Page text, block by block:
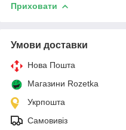
Приховати
Умови доставки
Нова Пошта
Магазини Rozetka
Укрпошта
Самовивіз